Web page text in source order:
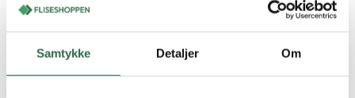
Samtykke Detaljer Om
Lume Green-flisens blanke overflade reflekterer lyset og giver dit
rum et rent og friskt look. Flisen er også nem at rengøre og
vedligeholde, da dens glatte overflade gør den modstandsdygtig
over for snavs og pletter.
Lume Green-flisen har en størrelse på 6×24 cm, hvilket gør det